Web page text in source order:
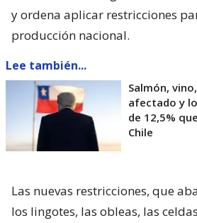
y ordena aplicar restricciones
producción nacional.
Lee también...
Salmón,
afectado y
de 12,5%
Chile
Las nuevas restricciones, que
los lingotes, las obleas, las